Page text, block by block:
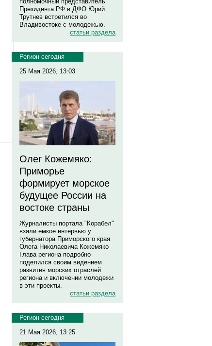
Президента РФ в ДФО Юрий
Трутнев встретился во
Владивостоке с молодежью.
статьи раздела
Регион сегодня
25 Мая 2026, 13:03
Олег Кожемяко:
Приморье
формирует морское
будущее России на
востоке страны
Журналисты портала "Корабел"
взяли емкое интервью у
губернатора Приморского края
Олега Николаевича Кожемяко
Глава региона подробно
поделился своим видением
развития морских отраслей
региона и включении молодежи
в эти проекты.
статьи раздела
Регион сегодня
21 Мая 2026, 13:25